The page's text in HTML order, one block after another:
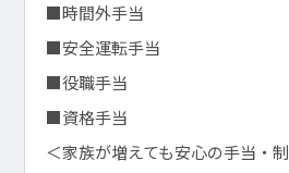
■時間外手当
■安全運転手当
■役職手当
■資格手当
＜家族が増えても安心の手当・